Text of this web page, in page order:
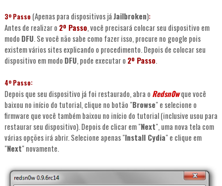
3º Passo(Apenas para dispositivos jáJailbroken):
Antes de realizar o 2º Passo, você precisará colocar seu dispositivo em
modo DFU. Se você não sabe como fazer isso, procure no google pois
existem vários sites explicando o procedimento. Depois de colocar seu
dispositivo em modo DFU, pode executar o 2º Passo.
4º Passo:
Depois que seu dispositivo já foi restaurado, abra o Redsn0wque você
baixou no início do tutorial, clique no botão "Browse" e selecione o
firmware que você também baixou no início do tutorial (inclusive usou para
restaurar seu dispositivo). Depois de clicar em "Next", uma nova tela com
várias opções irá abrir. Selecione apenas "Install Cydia" e clique em
"Next" novamente.